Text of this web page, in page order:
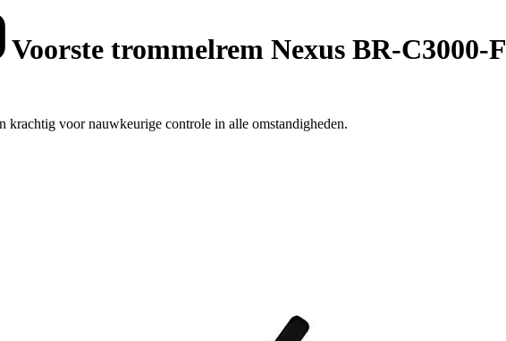
Voorste trommelrem Nexus BR-C3000-F
voor nauwkeurige controle in alle omstandigheden.